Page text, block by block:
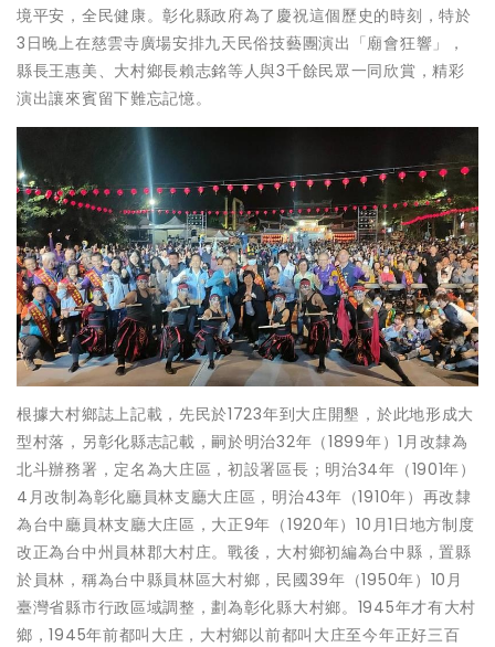
境平安，全民健康。彰化縣政府為了慶祝這個歷史的時刻，特於
3日晚上在慈雲寺廣場安排九天民俗技藝團演出「廟會狂響」，
縣長王惠美、大村鄉長賴志銘等人與3千餘民眾一同欣賞，精彩
演出讓來賓留下難忘記憶。
根據大村鄉誌上記載，先民於1723年到大庄開墾，於此地形成大
型村落，另彰化縣志記載，嗣於明治32年（1899年）1月改隸為
北斗辦務署，定名為大庄區，初設署區長；明治34年（1901年）
4月改制為彰化廳員林支廳大庄區，明治43年（1910年）再改隸
為台中廳員林支廳大庄區，大正9年（1920年）10月1日地方制度
改正為台中州員林郡大村庄。戰後，大村鄉初編為台中縣，置縣
於員林，稱為台中縣員林區大村鄉，民國39年（1950年）10月
臺灣省縣市行政區域調整，劃為彰化縣大村鄉。1945年才有大村
鄉，1945年前都叫大庄，大村鄉以前都叫大庄至今年正好三百